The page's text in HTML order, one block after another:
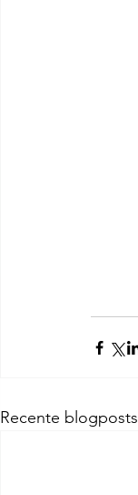
Recente blogposts